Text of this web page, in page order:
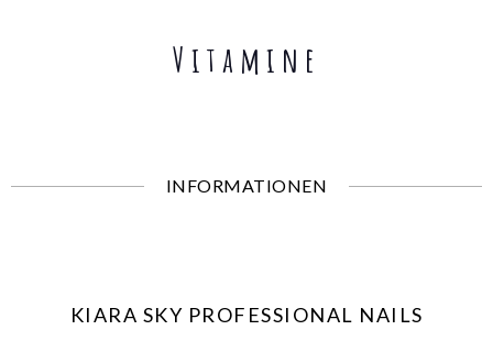
Vitamine
INFORMATIONEN
KIARA SKY PROFESSIONAL NAILS